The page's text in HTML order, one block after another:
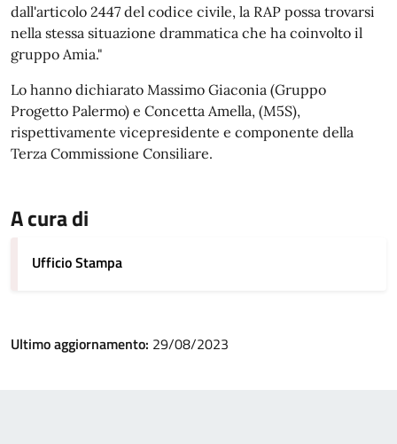
dall'articolo 2447 del codice civile, la RAP possa trovarsi
nella stessa situazione drammatica che ha coinvolto il
gruppo Amia."
Lo hanno dichiarato Massimo Giaconia (Gruppo
Progetto Palermo) e Concetta Amella, (M5S),
rispettivamente vicepresidente e componente della
Terza Commissione Consiliare.
A cura di
Ufficio Stampa
Ultimo aggiornamento: 29/08/2023